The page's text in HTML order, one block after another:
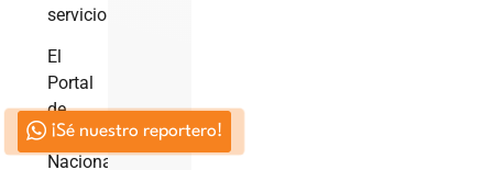
servicio.
El
Portal
de
Circuitos
Nacionales
¡Sé nuestro reportero!